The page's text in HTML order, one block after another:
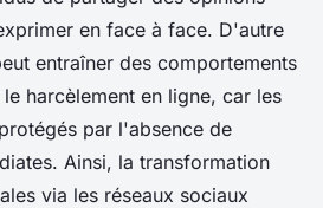
en face à face. D'autre
entraîner des comportements
harcèlement en ligne, car les
par l'absence de
Ainsi, la transformation
via les réseaux sociaux